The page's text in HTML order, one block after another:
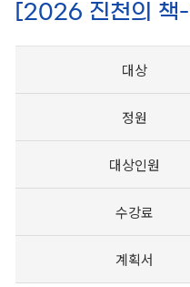
[2026 진천의 책
대상
정원
대상인원
수강료
계획서